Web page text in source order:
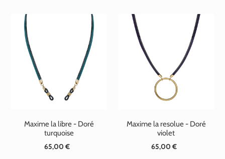
Maxime la libre - Doré
turquoise
Prix
65,00 €
Maxime la resolue - Doré
violet
Prix
65,00 €